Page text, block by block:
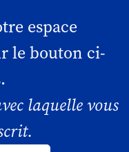
espace
le bouton ci-
laquelle vous